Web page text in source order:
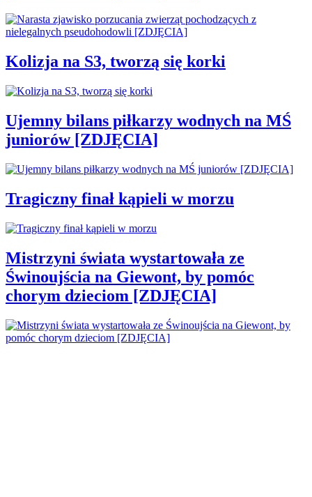
Kolizja na S3, tworzą się korki
Ujemny bilans piłkarzy wodnych na MŚ
juniorów [ZDJĘCIA]
Tragiczny finał kąpieli w morzu
Mistrzyni świata wystartowała ze
Świnoujścia na Giewont, by pomóc
chorym dzieciom [ZDJĘCIA]